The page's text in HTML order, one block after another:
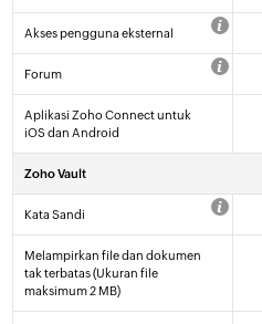
Akses pengguna eksternal
Forum
Aplikasi Zoho Connect untuk
iOS dan Android
Zoho Vault
Kata Sandi
Melampirkan file dan dokumen
tak terbatas (Ukuran file
maksimum 2 MB)